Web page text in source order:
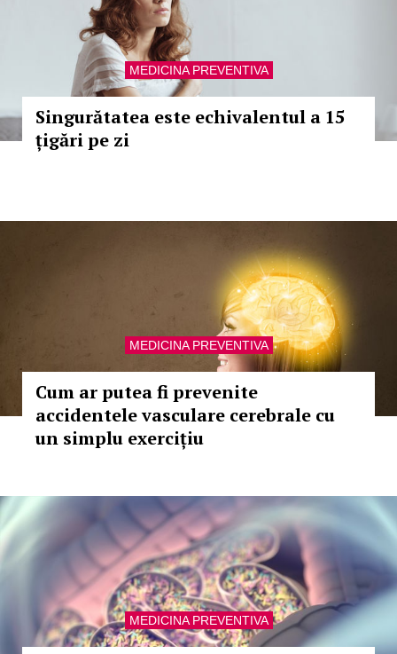
MEDICINA PREVENTIVA
Singurătatea este echivalentul a 15
țigări pe zi
MEDICINA PREVENTIVA
Cum ar putea fi prevenite
accidentele vasculare cerebrale cu
un simplu exercițiu
MEDICINA PREVENTIVA